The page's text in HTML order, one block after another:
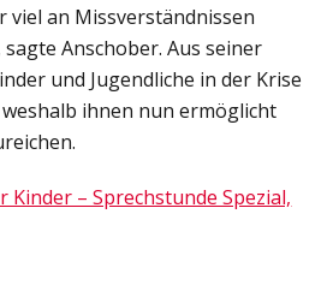
viel an Missverständnissen
Anschober. Aus seiner
und Jugendliche in der Krise
weshalb ihnen nun ermöglicht
– Sprechstunde Spezial,